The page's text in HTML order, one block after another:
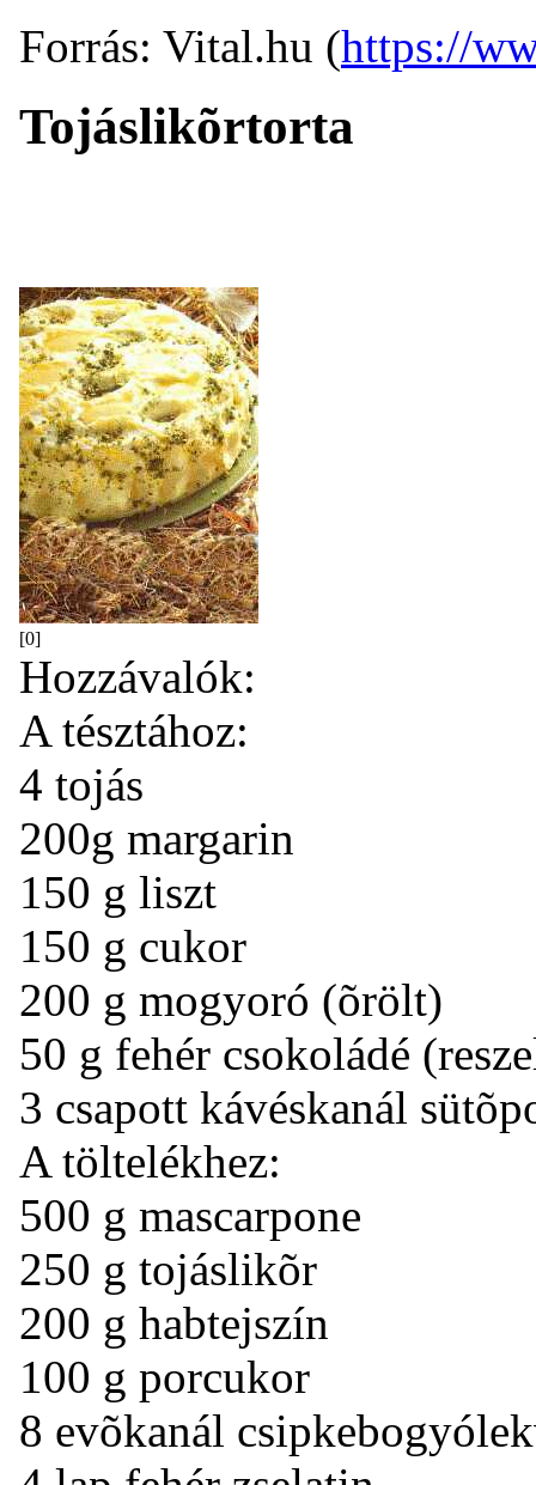
Forrás: Vital.hu (https://
Tojáslikõrtorta
[0]
Hozzávalók:
A tésztához:
4 tojás
200g margarin
150 g liszt
150 g cukor
200 g mogyoró (õrölt)
50 g fehér csokoládé
3 csapott kávéskanál
A töltelékhez:
500 g mascarpone
250 g tojáslikõr
200 g habtejszín
100 g porcukor
8 evõkanál